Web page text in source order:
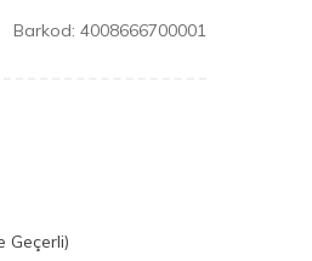
Barkod: 4008666700001
Geçerli)